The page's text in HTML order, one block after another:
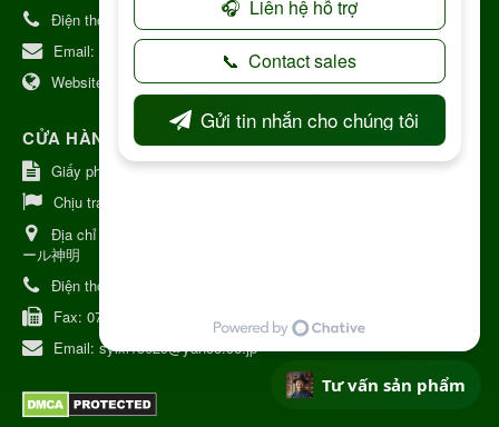
Điện thoại:
+84 906968923
Email:
kinhdoanh@nhattruongkontum.com
Website:
https://www.nhattruongkontum.com
CỬA HÀNG GIỚI THIỆU TẠI NHẬT BẢN
Giấy phép số: 080-9475-1379
Chịu trách nhiệm:
Địa chỉ Nhật Bản:
ール神明
Điện thoại:
Fax: 070-9178-7979
Email: syixl13029@yahoo.co.jp
Tư vấn sản phẩm